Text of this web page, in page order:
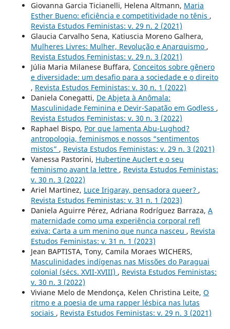
Giovanna Garcia Ticianelli, Helena Altmann, Maria
Esther Bueno: eficiência e competitividade no tênis ,
Revista Estudos Feministas: v. 29 n. 2 (2021)
Glaucia Carvalho Sena, Katiuscia Moreno Galhera,
Mulheres Livres: Mulher, Revolução e Anarquismo ,
Revista Estudos Feministas: v. 29 n. 3 (2021)
Júlia Maria Milanese Buffara, Conceitos sobre gênero
e diversidade: um desafio para a sociedade e o direito
, Revista Estudos Feministas: v. 30 n. 1 (2022)
Daniela Conegatti, De Abjeta à Anômala:
Masculinidade Feminina e Devir-Sapatão em Godless ,
Revista Estudos Feministas: v. 30 n. 3 (2022)
Raphael Bispo, Por que lamenta Abu-Lughod?
antropologia, feminismos e nossos “sentimentos
mistos” , Revista Estudos Feministas: v. 29 n. 3 (2021)
Vanessa Pastorini, Hubertine Auclert e o seu
feminismo avant la lettre , Revista Estudos Feministas:
v. 30 n. 3 (2022)
Ariel Martinez, Luce Irigaray, pensadora queer? ,
Revista Estudos Feministas: v. 31 n. 1 (2023)
Daniela Aguirre Pérez, Adriana Rodríguez Barraza, A
maternidade como uma experiência corporal refl
exiva: Carta a um menino que nunca nasceu , Revista
Estudos Feministas: v. 31 n. 1 (2023)
Jean BAPTISTA, Tony, Camila Moraes WICHERS,
Masculinidades indígenas nas Missões do Paraguai
colonial (sécs. XVII-XVIII) , Revista Estudos Feministas:
v. 30 n. 3 (2022)
Viviane Melo de Mendonça, Kelen Christina Leite, O
ritmo e a poesia de uma rapper lésbica nas lutas
sociais , Revista Estudos Feministas: v. 29 n. 3 (2021)